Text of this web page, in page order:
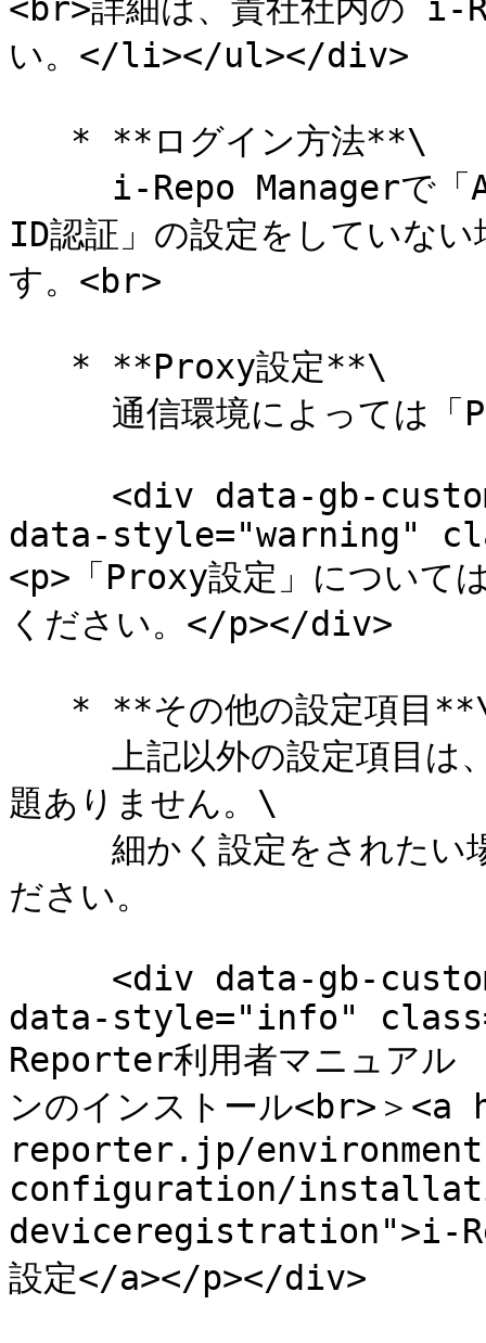
<br>詳細は、貴社社内の i-
い。</li></ul></div>
ID認証」の設定をしていな
す。<br>
data-style="warning"
<p>「Proxy設定」について
ください。</p></div>
題ありません。\
ださい。
data-style="info"
Reporter利用者マニュアル
ンのインストール<br>
reporter.jp/
configuration/
deviceregistration">i-
設定</a></p></div>